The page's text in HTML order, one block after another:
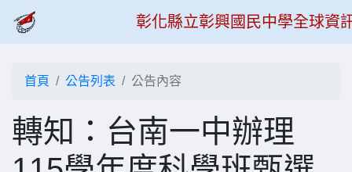
彰化縣立彰興國民中學全球資
首頁 公告列表 公告內容
轉知：台南一中辦理